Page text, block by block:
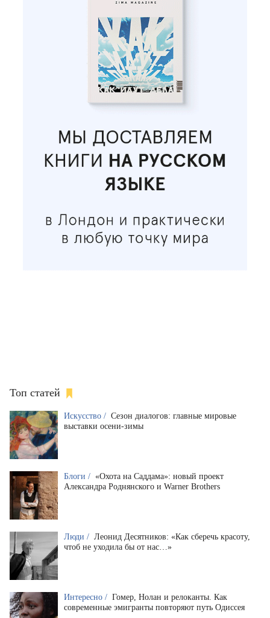
Топ статей
Искусство / Сезон диалогов: главные мировые
выставки осени-зимы
Блоги / «Охота на Саддама»: новый проект
Александра Роднянского и Warner Brothers
Люди / Леонид Десятников: «Как сберечь красоту,
чтоб не уходила бы от нас…»
Интересно / Гомер, Нолан и релоканты. Как
современные эмигранты повторяют путь Одиссея